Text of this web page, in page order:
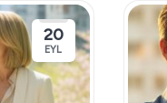
20
EYL